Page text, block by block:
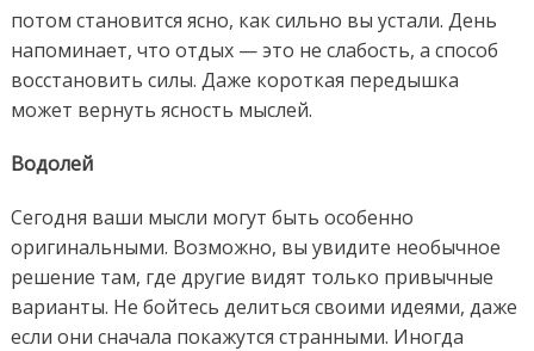
потом становится ясно, как сильно вы устали. День
напоминает, что отдых — это не слабость, а способ
восстановить силы. Даже короткая передышка
может вернуть ясность мыслей.
Водолей
Сегодня ваши мысли могут быть особенно
оригинальными. Возможно, вы увидите необычное
решение там, где другие видят только привычные
варианты. Не бойтесь делиться своими идеями, даже
если они сначала покажутся странными. Иногда